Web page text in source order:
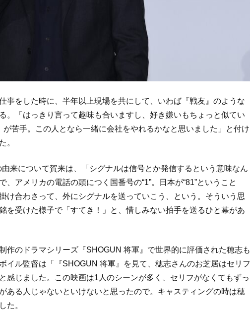
事をした時に、半年以上現場を共にして、いわば『戦友』のような
。「はっきり言って趣味も合いますし、好き嫌いもちょっと似てい
苦手。この人となら一緒に会社をやれるかなと思いました」と付け
。
来について賀来は、「シグナルは信号とか発信するという意味なん
アメリカの電話の頭につく国番号の“1”。日本が“81”ということ
け合わさって、外にシグナルを送っていこう、という。そういう思
を受けた様子で「すてき！」と、惜しみない拍手を送るひと幕があ
作のドラマシリーズ『SHOGUN 将軍』で世界的に評価された穂志も
イル監督は「『SHOGUN 将軍』を見て、穂志さんのお芝居はセリフ
感じました。この映画は1人のシーンが多く、セリフがなくてもずっ
ある人じゃないといけないと思ったので。キャスティングの時は穂
た。